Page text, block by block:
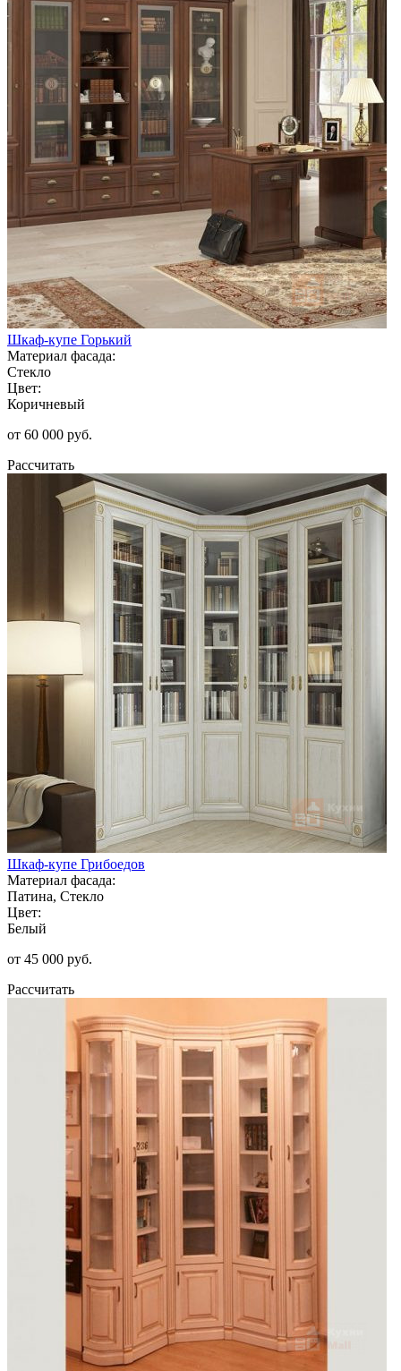
Шкаф-купе Горький
Материал фасада:
Стекло
Цвет:
Коричневый
от 60 000 руб.
Рассчитать
Шкаф-купе Грибоедов
Материал фасада:
Патина, Стекло
Цвет:
Белый
от 45 000 руб.
Рассчитать